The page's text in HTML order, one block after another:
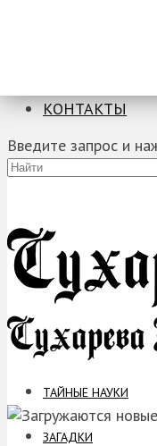
КОНТАКТЫ
Введите запрос и
ТАЙНЫЕ НАУКИ
ЗАГАДКИ